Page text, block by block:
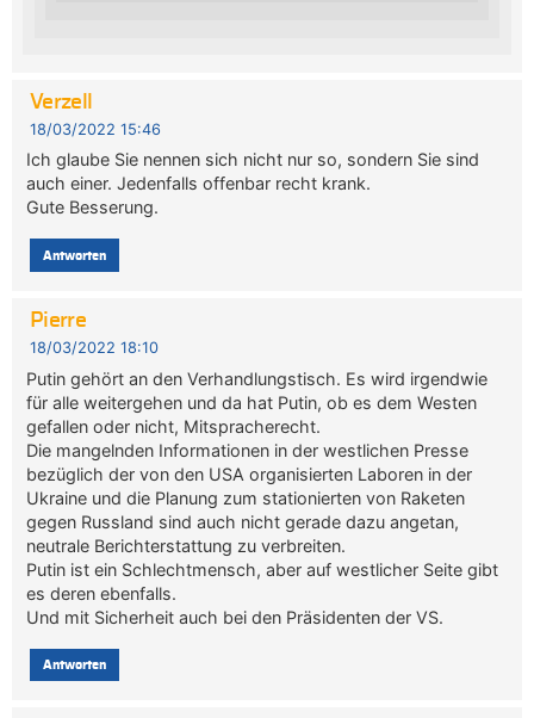
Verzell
18/03/2022 15:46
Ich glaube Sie nennen sich nicht nur so, sondern Sie sind
auch einer. Jedenfalls offenbar recht krank.
Gute Besserung.
Antworten
Pierre
18/03/2022 18:10
Putin gehört an den Verhandlungstisch. Es wird irgendwie
für alle weitergehen und da hat Putin, ob es dem Westen
gefallen oder nicht, Mitspracherecht.
Die mangelnden Informationen in der westlichen Presse
bezüglich der von den USA organisierten Laboren in der
Ukraine und die Planung zum stationierten von Raketen
gegen Russland sind auch nicht gerade dazu angetan,
neutrale Berichterstattung zu verbreiten.
Putin ist ein Schlechtmensch, aber auf westlicher Seite gibt
es deren ebenfalls.
Und mit Sicherheit auch bei den Präsidenten der VS.
Antworten